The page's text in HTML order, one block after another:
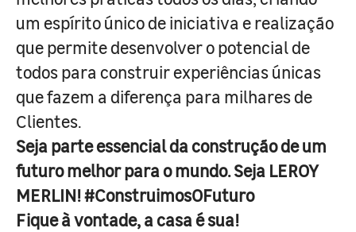
um espírito único de iniciativa e realização
que permite desenvolver o potencial de
todos para construir experiências únicas
que fazem a diferença para milhares de
Clientes.
Seja parte essencial da construção de um
futuro melhor para o mundo. Seja LEROY
MERLIN! #ConstruimosOFuturo
Fique à vontade, a casa é sua!